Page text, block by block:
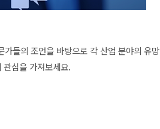
들의 조언을 바탕으로 각 산업 분야의 유망
심을 가져보세요.